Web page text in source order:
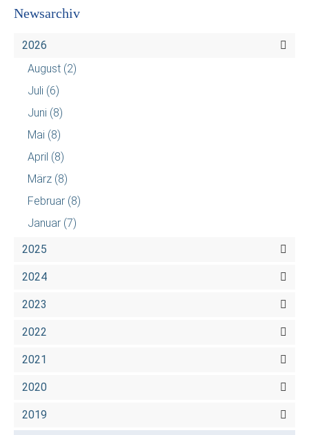
Newsarchiv
2026
August (2)
Juli (6)
Juni (8)
Mai (8)
April (8)
März (8)
Februar (8)
Januar (7)
2025
2024
2023
2022
2021
2020
2019